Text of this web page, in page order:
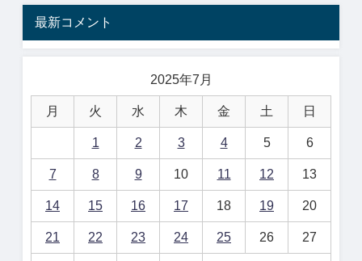
最新コメント
2025年7月
月 火 水 木 金 土 日
1 2 3 4 5 6
7 8 9 10 11 12 13
14 15 16 17 18 19 20
21 22 23 24 25 26 27